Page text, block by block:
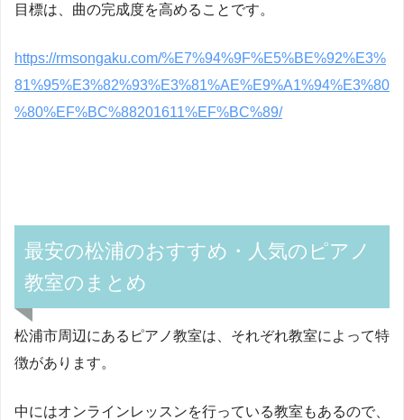
目標は、曲の完成度を高めることです。
https://rmsongaku.com/%E7%94%9F%E5%BE%92%E3%
81%95%E3%82%93%E3%81%AE%E9%A1%94%E3%80
%80%EF%BC%88201611%EF%BC%89/
最安の松浦のおすすめ・人気のピアノ
教室のまとめ
松浦市周辺にあるピアノ教室は、それぞれ教室によって特
徴があります。
中にはオンラインレッスンを行っている教室もあるので、